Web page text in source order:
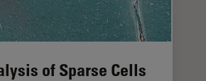
of Sparse Cells